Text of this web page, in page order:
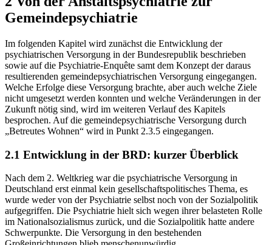
Gemeindepsychiatrie
Im folgenden Kapitel wird zunächst die Entwicklung der
psychiatrischen Versorgung in der Bundesrepublik beschrieben
sowie auf die Psychiatrie-Enquête samt dem Konzept der daraus
resultierenden gemeindepsychiatrischen Versorgung eingegangen.
Welche Erfolge diese Versorgung brachte, aber auch welche Ziele
nicht umgesetzt werden konnten und welche Veränderungen in der
Zukunft nötig sind, wird im weiteren Verlauf des Kapitels
besprochen. Auf die gemeindepsychiatrische Versorgung durch
„Betreutes Wohnen“ wird in Punkt 2.3.5 eingegangen.
2.1 Entwicklung in der BRD: kurzer Überblick
Nach dem 2. Weltkrieg war die psychiatrische Versorgung in
Deutschland erst einmal kein gesellschaftspolitisches Thema, es
wurde weder von der Psychiatrie selbst noch von der Sozialpolitik
aufgegriffen. Die Psychiatrie hielt sich wegen ihrer belasteten Rolle
im Nati­onalsozialismus zurück, und die Sozialpolitik hatte andere
Schwerpunkte. Die Versorgung in den bestehenden